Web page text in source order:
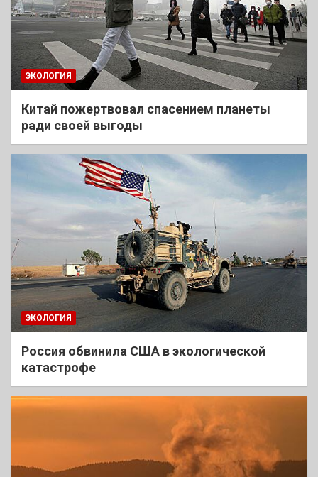
ЭКОЛОГИЯ
Китай пожертвовал спасением планеты
ради своей выгоды
ЭКОЛОГИЯ
Россия обвинила США в экологической
катастрофе